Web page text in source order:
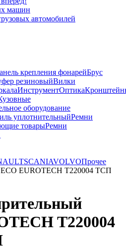
машин
автомобилей
крепления фонарейБрус
резиновыйВилки
ИнструментОптика
оборудование
уплотнительныйРемни
товарыРемни
SCANIAVOLVOПрочее
EUROTECH T220004 ТСП
T220004